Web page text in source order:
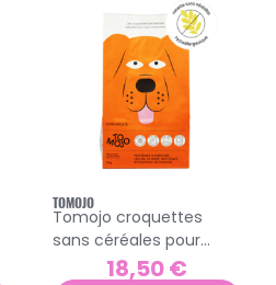
TOMOJO
Tomojo croquettes
sans céréales pour
chien adulte 2kg
18,50 €